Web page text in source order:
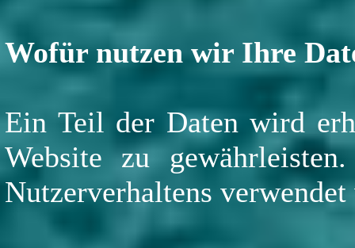
Wofür nutzen wir Ihre
Ein Teil der Daten wird
Website zu
Nutzerverhaltens verwendet